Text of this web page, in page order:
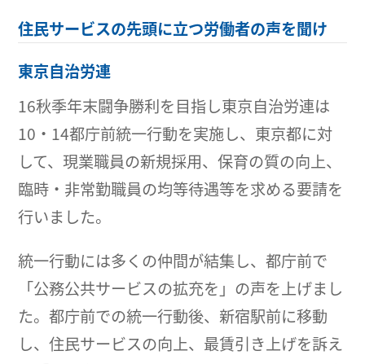
住民サービスの先頭に立つ労働者の声を聞け
東京自治労連
16秋季年末闘争勝利を目指し東京自治労連は
10・14都庁前統一行動を実施し、東京都に対
して、現業職員の新規採用、保育の質の向上、
臨時・非常勤職員の均等待遇等を求める要請を
行いました。
統一行動には多くの仲間が結集し、都庁前で
「公務公共サービスの拡充を」の声を上げまし
た。都庁前での統一行動後、新宿駅前に移動
し、住民サービスの向上、最賃引き上げを訴え